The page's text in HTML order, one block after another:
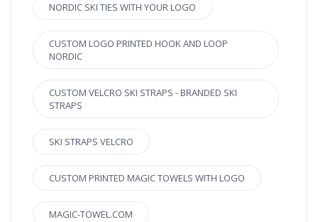
NORDIC SKI TIES WITH YOUR LOGO
CUSTOM LOGO PRINTED HOOK AND LOOP
NORDIC
CUSTOM VELCRO SKI STRAPS - BRANDED SKI
STRAPS
SKI STRAPS VELCRO
CUSTOM PRINTED MAGIC TOWELS WITH LOGO
MAGIC-TOWEL.COM